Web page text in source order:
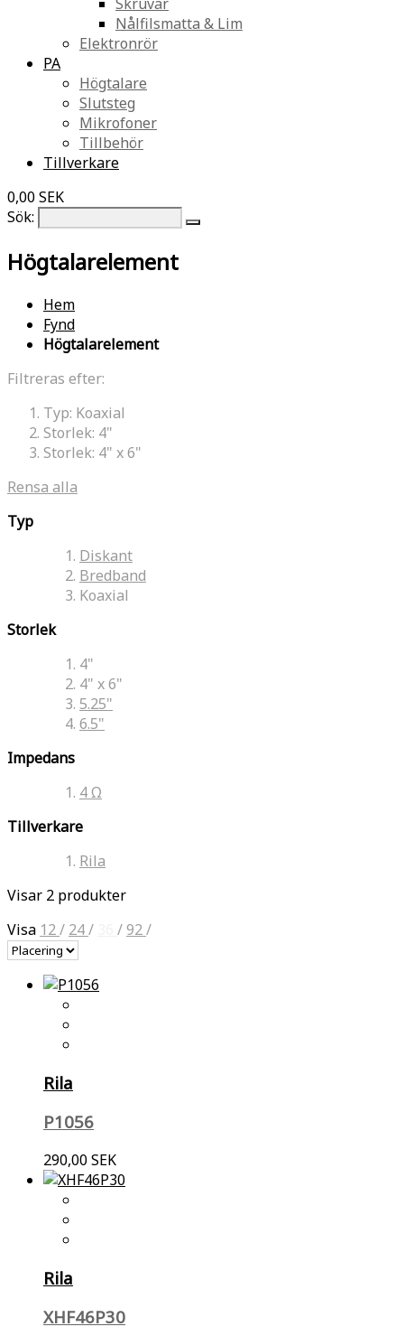
Nålfilsmatta & Lim
Elektronrör
PA
Högtalare
Slutsteg
Mikrofoner
Tillbehör
Tillverkare
0,00 SEK
Sök:
Högtalarelement
Hem
Fynd
Högtalarelement
Filtreras efter:
Typ: Koaxial
Storlek: 4"
Storlek: 4" x 6"
Rensa alla
Typ
Diskant
Bredband
Koaxial
Storlek
4"
4" x 6"
5.25"
6.5"
Impedans
4 Ω
Tillverkare
Rila
Visar 2 produkter
Visa 12/ 24/ /92/
Rila
P1056
290,00 SEK
Rila
XHF46P30